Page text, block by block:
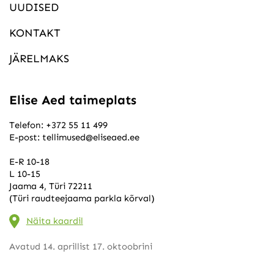
UUDISED
KONTAKT
JÄRELMAKS
Elise Aed taimeplats
Telefon: +372 55 11 499
E-post: tellimused@eliseaed.ee
E-R 10-18
L 10-15
Jaama 4, Türi 72211
(Türi raudteejaama parkla kõrval)
Näita kaardil
Avatud 14. aprillist 17. oktoobrini